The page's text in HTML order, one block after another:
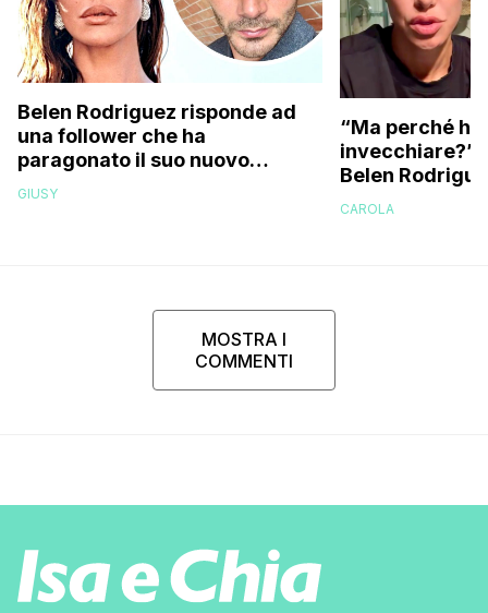
Belen Rodriguez risponde ad
una follower che ha
paragonato il suo nuovo
compagno all’ex marito
GIUSY
“Ma perché
Belen
CAROLA
MOSTRA I
COMMENTI